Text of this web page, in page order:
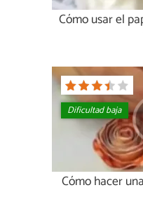
Cómo usar el
Dificultad baja
Cómo hacer